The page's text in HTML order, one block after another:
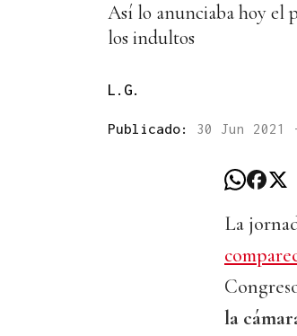
Así lo anunciaba hoy el
los indultos
L.G.
Publicado: 30 Jun 2021
La
la